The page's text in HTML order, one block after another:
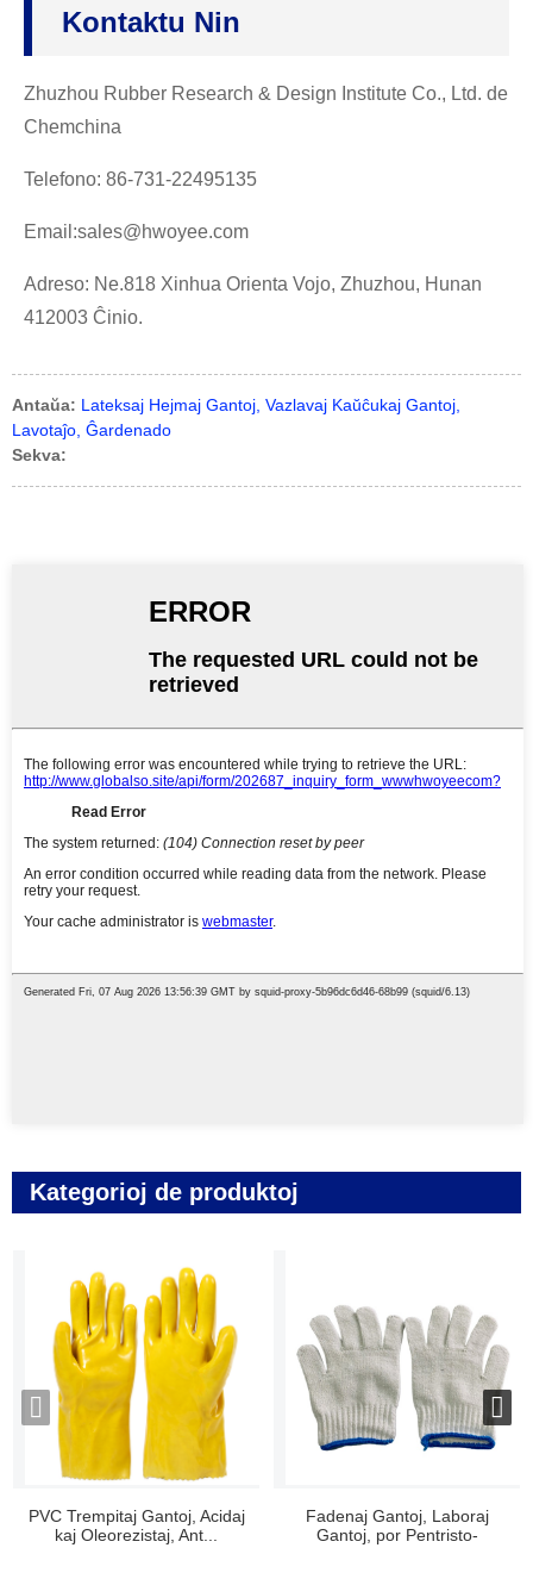
Kontaktu Nin
Zhuzhou Rubber Research & Design Institute Co., Ltd. de
Chemchina
Telefono: 86-731-22495135
Email:sales@hwoyee.com
Adreso: Ne.818 Xinhua Orienta Vojo, Zhuzhou, Hunan
412003 Ĉinio.
Antaŭa: Lateksaj Hejmaj Gantoj, Vazlavaj Kaŭĉukaj Gantoj,
Lavotaĵo, Ĝardenado
Sekva:
Kategorioj de produktoj
PVC Trempitaj Gantoj, Acidaj
kaj Oleorezistaj, Ant...
Fadenaj Gantoj, Laboraj
Gantoj, por Pentristo-